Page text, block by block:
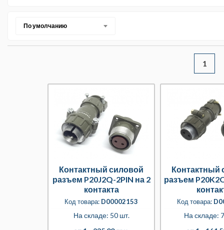
По умолчанию
1
Контактный силовой
разъем P20J2Q-2PIN на 2
контакта
Код товара: D00002153
На складе: 50 шт.
Контактный
разъем
Код товара:
На складе: